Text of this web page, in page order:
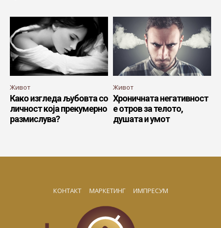
Живот
Како изгледа љубовта со
личност која прекумерно
размислува?
Живот
Хроничната негативност
е отров за телото,
душата и умот
КОНТАКТ МАРКЕТИНГ ИМПРЕСУМ